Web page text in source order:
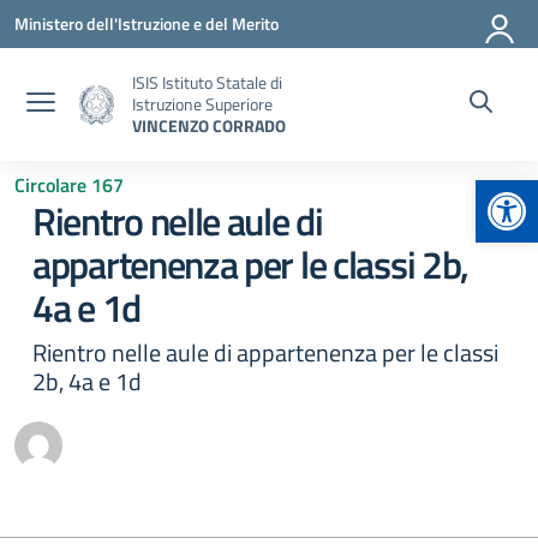
Vai ai contenuti
Vai al menu di navigazione
Vai al footer
Ministero dell'Istruzione e del Merito
ISIS Istituto Statale di
Istruzione Superiore
VINCENZO CORRADO
Circolare 167
Rientro nelle aule di
appartenenza per le classi 2b,
4a e 1d
Rientro nelle aule di appartenenza per le classi
2b, 4a e 1d